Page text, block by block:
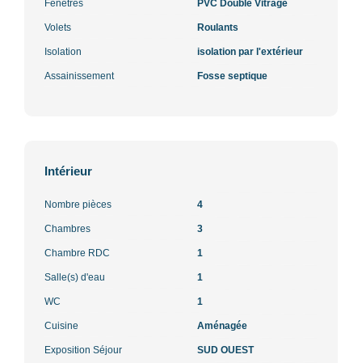
Fenêtres PVC Double Vitrage
Volets Roulants
Isolation isolation par l'extérieur
Assainissement Fosse septique
Intérieur
Nombre pièces 4
Chambres 3
Chambre RDC 1
Salle(s) d'eau 1
WC 1
Cuisine Aménagée
Exposition Séjour SUD OUEST